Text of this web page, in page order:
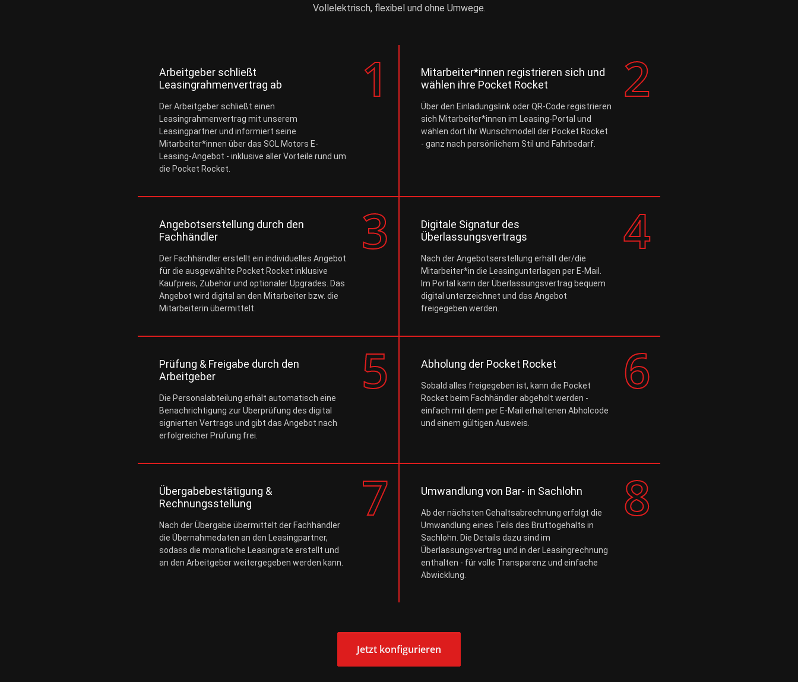
Vollelektrisch, flexibel und ohne Umwege.
Arbeitgeber schließt
Leasingrahmenvertrag ab
Der Arbeitgeber schließt einen
Leasingrahmenvertrag mit unserem
Leasingpartner und informiert seine
Mitarbeiter*innen über das SOL Motors E-
Leasing-Angebot - inklusive aller Vorteile rund um
die Pocket Rocket.
Mitarbeiter*innen registrieren sich und
wählen ihre Pocket Rocket
Über den Einladungslink oder QR-Code registrieren
sich Mitarbeiter*innen im Leasing-Portal und
wählen dort ihr Wunschmodell der Pocket Rocket
- ganz nach persönlichem Stil und Fahrbedarf.
Angebotserstellung durch den
Fachhändler
Der Fachhändler erstellt ein individuelles Angebot
für die ausgewählte Pocket Rocket inklusive
Kaufpreis, Zubehör und optionaler Upgrades. Das
Angebot wird digital an den Mitarbeiter bzw. die
Mitarbeiterin übermittelt.
Digitale Signatur des
Überlassungsvertrags
Nach der Angebotserstellung erhält der/die
Mitarbeiter*in die Leasingunterlagen per E-Mail.
Im Portal kann der Überlassungsvertrag bequem
digital unterzeichnet und das Angebot
freigegeben werden.
Prüfung & Freigabe durch den
Arbeitgeber
Die Personalabteilung erhält automatisch eine
Benachrichtigung zur Überprüfung des digital
signierten Vertrags und gibt das Angebot nach
erfolgreicher Prüfung frei.
Abholung der Pocket Rocket
Sobald alles freigegeben ist, kann die Pocket
Rocket beim Fachhändler abgeholt werden -
einfach mit dem per E-Mail erhaltenen Abholcode
und einem gültigen Ausweis.
Übergabebestätigung &
Rechnungsstellung
Nach der Übergabe übermittelt der Fachhändler
die Übernahmedaten an den Leasingpartner,
sodass die monatliche Leasingrate erstellt und
an den Arbeitgeber weitergegeben werden kann.
Umwandlung von Bar- in Sachlohn
Ab der nächsten Gehaltsabrechnung erfolgt die
Umwandlung eines Teils des Bruttogehalts in
Sachlohn. Die Details dazu sind im
Überlassungsvertrag und in der Leasingrechnung
enthalten - für volle Transparenz und einfache
Abwicklung.
Jetzt konfigurieren